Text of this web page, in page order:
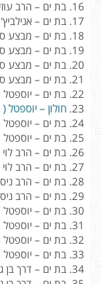
בת ים – הרב עוזיאל 8 ( הרב עוזיאל / שדרות
בת ים – אנילביץ' 4 ( אנילביץ' / דניאל )
בת ים – מבצע סיני 6 ( מבצע סיני /
בת ים – מבצע סיני 18 ( היכל התרבות /
בת ים – מבצע
בת ים – מבצע סיני 44 ( מבצע סיני /
בת ים – יוספטל 116 ( יוספטל / מבצע סיני )
חולון –
בת ים – יוספטל 109 ( יוספטל / מבצע סיני )
בת ים – יוספטל 103 ( קניון בת ים / יוספטל )
בת ים – הרב לוי 25 ( קניון בת ים / הרב לוי )
בת ים – הרב לוי 5 ( הרב לוי / הדקל )
בת ים – הרב ניסנבאום 54 ( הרב
בת ים – הרב ניסנבאום 72 ( בית ספר שזר
בת ים – יוספטל 67 ( יוספטל / הרב ניסנבאום )
בת ים – יוספטל 41 ( יוספטל / בלפור )
בת ים – יוספטל 25 ( יוספטל / בורוכוב )
בת ים – יוספטל 3 ( יוספטל / דרך בן גוריון)
בת ים – דרך בן